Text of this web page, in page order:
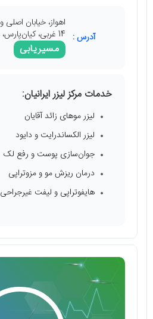
آدرس : 14 غربی، کیان‌پارس، مجتمع سام، طبقه سوم
مسیریابی
خدمات مرکز لیزر ایرانیان:
لیزر موهای زائد آقایان
لیزر الکساندرایت و دایود
جوان‌سازی پوست و رفع لک
درمان ریزش مو و مزوتراپی
هایفوتراپی و لیفت غیرجراحی